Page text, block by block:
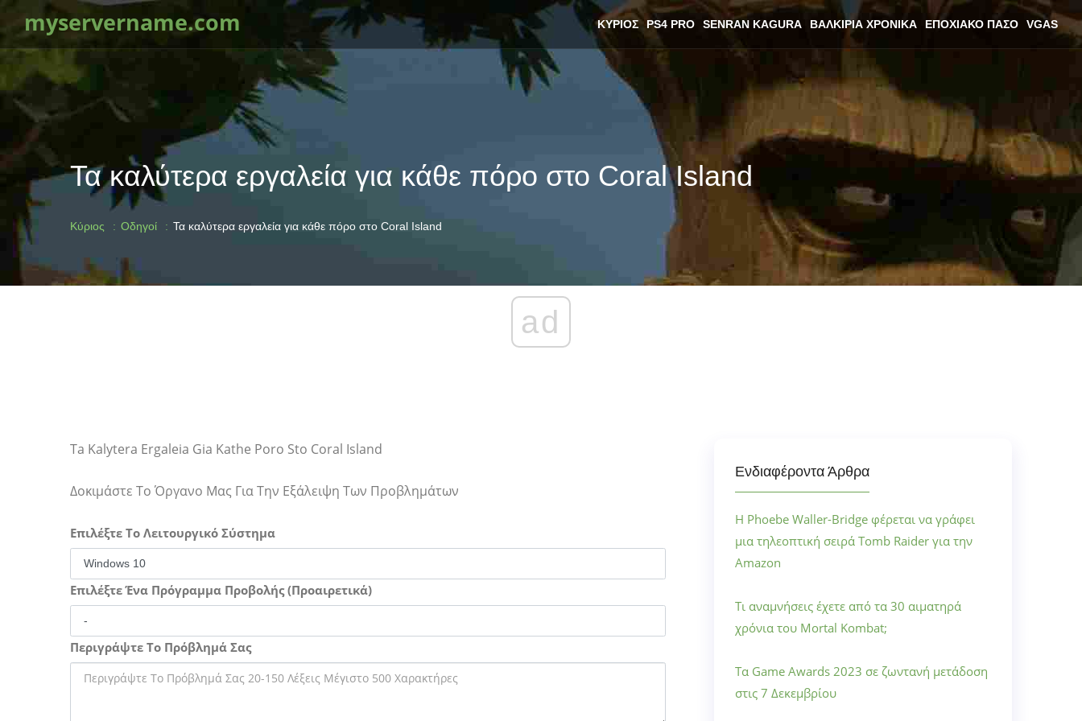
myservername.com ΚΎΡΙΟΣ PS4 PRO SENRAN KAGURA ΒΑΛΚΊΡΙΑ ΧΡΟΝΙΚΆ ΕΠΟΧΙΑΚΌ ΠΆΣΟ VGAS
Τα καλύτερα εργαλεία για κάθε πόρο στο Coral Island
Κύριος Οδηγοί Τα καλύτερα εργαλεία για κάθε πόρο στο Coral Island
ad
Ta Kalytera Ergaleia Gia Kathe Poro Sto Coral Island
Δοκιμάστε Το Όργανο Μας Για Την Εξάλειψη Των Προβλημάτων
Επιλέξτε Το Λειτουργικό Σύστημα
Επιλέξτε Ένα Πρόγραμμα Προβολής (Προαιρετικά)
Περιγράψτε Το Πρόβλημά Σας
Ενδιαφέροντα Άρθρα
Η Phoebe Waller-Bridge φέρεται να γράφει
μια τηλεοπτική σειρά Tomb Raider για την
Amazon
Τι αναμνήσεις έχετε από τα 30 αιματηρά
χρόνια του Mortal Kombat;
Τα Game Awards 2023 σε ζωντανή μετάδοση
στις 7 Δεκεμβρίου